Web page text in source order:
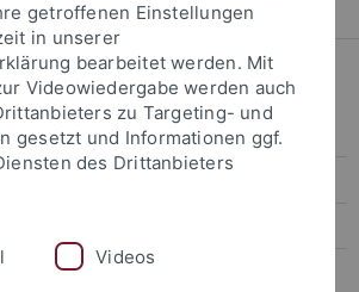
... Instagram-Impressum
getroffenen Einstellungen
in unserer
bearbeitet werden. Mit
Videowiedergabe werden auch
zu Targeting- und
gesetzt und Informationen ggf.
des Drittanbieters
Videos